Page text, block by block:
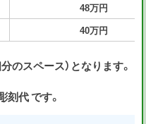
48万円
40万円
のスペース）となります。
刻代 です。